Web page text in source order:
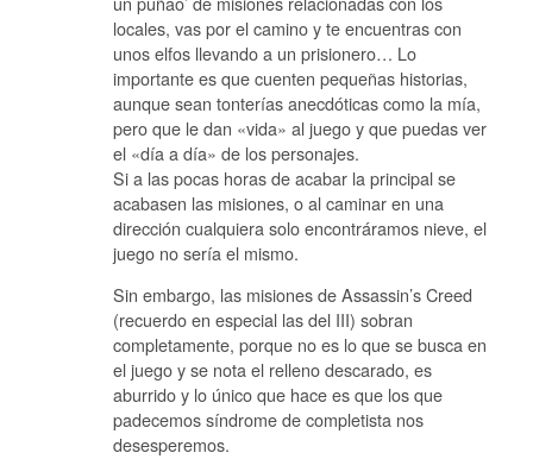
locales, vas por el camino y te encuentras con
unos elfos llevando a un prisionero… Lo
importante es que cuenten pequeñas historias,
aunque sean tonterías anecdóticas como la mía,
pero que le dan «vida» al juego y que puedas ver
el «día a día» de los personajes.
Si a las pocas horas de acabar la principal se
acabasen las misiones, o al caminar en una
dirección cualquiera solo encontráramos nieve, el
juego no sería el mismo.
Sin embargo, las misiones de Assassin’s Creed
(recuerdo en especial las del III) sobran
completamente, porque no es lo que se busca en
el juego y se nota el relleno descarado, es
aburrido y lo único que hace es que los que
padecemos síndrome de completista nos
desesperemos.